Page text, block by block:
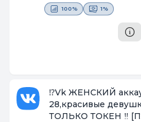
100% 1%
⁉️Vk ЖЕНСКИЙ
28,красивые
ТОЛЬКО ТОКЕН ‼️